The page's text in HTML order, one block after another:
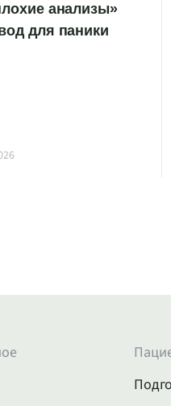
анализы»
для паники